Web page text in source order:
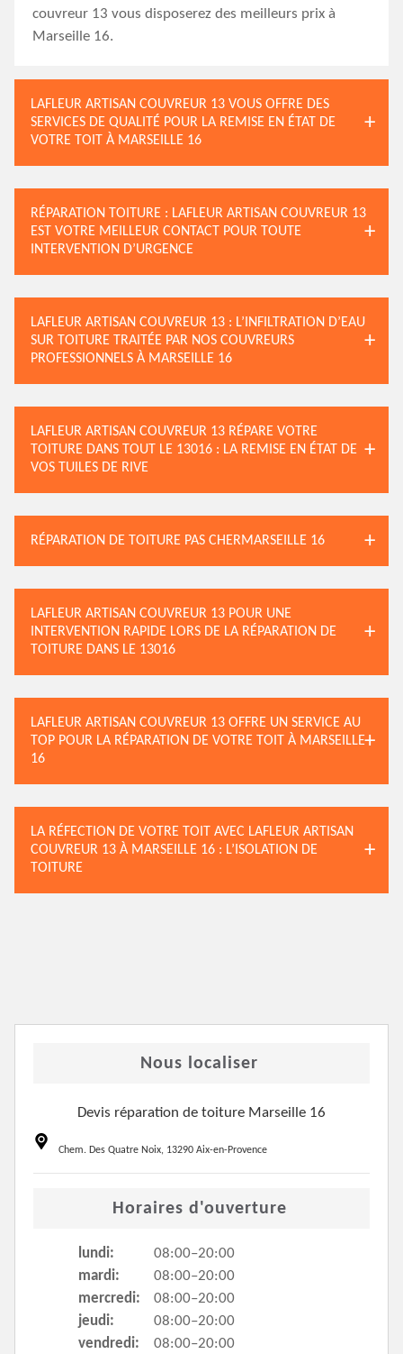
couvreur 13 vous disposerez des meilleurs prix à
Marseille 16.
LAFLEUR ARTISAN COUVREUR 13 VOUS OFFRE DES
SERVICES DE QUALITÉ POUR LA REMISE EN ÉTAT DE
VOTRE TOIT À MARSEILLE 16
RÉPARATION TOITURE : LAFLEUR ARTISAN COUVREUR 13
EST VOTRE MEILLEUR CONTACT POUR TOUTE
INTERVENTION D’URGENCE
LAFLEUR ARTISAN COUVREUR 13 : L’INFILTRATION D’EAU
SUR TOITURE TRAITÉE PAR NOS COUVREURS
PROFESSIONNELS À MARSEILLE 16
LAFLEUR ARTISAN COUVREUR 13 RÉPARE VOTRE
TOITURE DANS TOUT LE 13016 : LA REMISE EN ÉTAT DE
VOS TUILES DE RIVE
RÉPARATION DE TOITURE PAS CHERMARSEILLE 16
LAFLEUR ARTISAN COUVREUR 13 POUR UNE
INTERVENTION RAPIDE LORS DE LA RÉPARATION DE
TOITURE DANS LE 13016
LAFLEUR ARTISAN COUVREUR 13 OFFRE UN SERVICE AU
TOP POUR LA RÉPARATION DE VOTRE TOIT À MARSEILLE
16
LA RÉFECTION DE VOTRE TOIT AVEC LAFLEUR ARTISAN
COUVREUR 13 À MARSEILLE 16 : L’ISOLATION DE
TOITURE
Nous localiser
Devis réparation de toiture Marseille 16
Chem. Des Quatre Noix, 13290 Aix-en-Provence
Horaires d'ouverture
lundi:
08:00–20:00
mardi:
08:00–20:00
mercredi:
08:00–20:00
jeudi:
08:00–20:00
vendredi:
08:00–20:00